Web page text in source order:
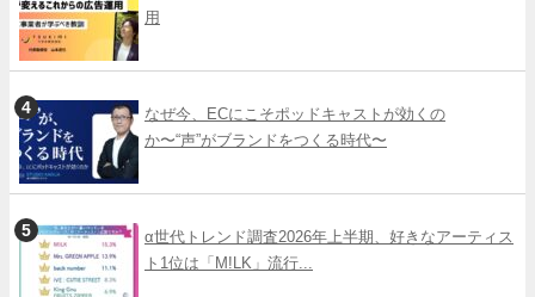
用
なぜ今、ECにこそポッドキャストが効くの
か〜“声”がブランドをつくる時代〜
α世代トレンド調査2026年上半期、好きなアーティス
ト1位は「M!LK」流行...